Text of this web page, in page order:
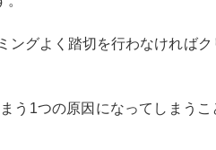
ングよく踏切を行わなければク
う1つの原因になってしまうこ